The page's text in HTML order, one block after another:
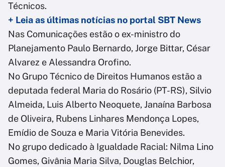
Técnicos.
+ Leia as últimas notícias no portal SBT News
Nas Comunicações estão o ex-ministro do
Planejamento Paulo Bernardo, Jorge Bittar, César
Alvarez e Alessandra Orofino.
No Grupo Técnico de Direitos Humanos estão a
deputada federal Maria do Rosário (PT-RS), Silvio
Almeida, Luis Alberto Neoquete, Janaína Barbosa
de Oliveira, Rubens Linhares Mendonça Lopes,
Emídio de Souza e Maria Vitória Benevides.
No grupo dedicado à Igualdade Racial: Nilma Lino
Gomes, Givânia Maria Silva, Douglas Belchior,